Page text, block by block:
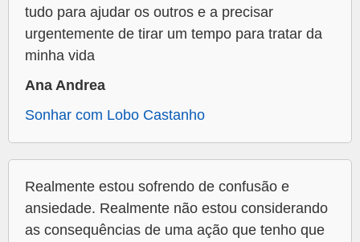
tudo para ajudar os outros e a precisar
urgentemente de tirar um tempo para tratar da
minha vida
Ana Andrea
Sonhar com Lobo Castanho
Realmente estou sofrendo de confusão e
ansiedade. Realmente não estou considerando
as consequências de uma ação que tenho que